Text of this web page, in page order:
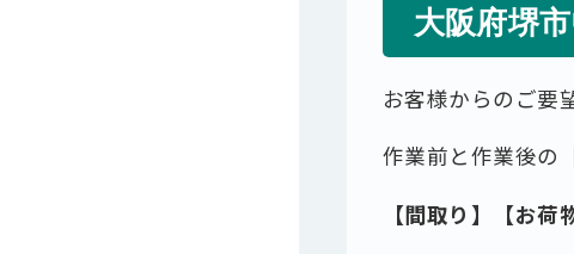
大阪府堺
お客様からのご要
作業前と作業後の
【間取り】【お